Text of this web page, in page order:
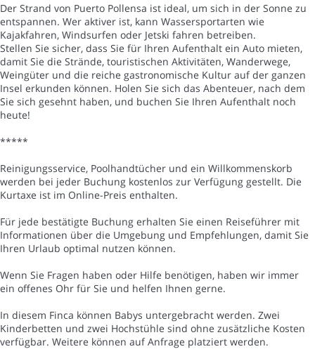
Der Strand von Puerto Pollensa ist ideal, um sich in der Sonne zu
entspannen. Wer aktiver ist, kann Wassersportarten wie
Kajakfahren, Windsurfen oder Jetski fahren betreiben.
Stellen Sie sicher, dass Sie für Ihren Aufenthalt ein Auto mieten,
damit Sie die Strände, touristischen Aktivitäten, Wanderwege,
Weingüter und die reiche gastronomische Kultur auf der ganzen
Insel erkunden können. Holen Sie sich das Abenteuer, nach dem
Sie sich gesehnt haben, und buchen Sie Ihren Aufenthalt noch
heute!
*****
Reinigungsservice, Poolhandtücher und ein Willkommenskorb
werden bei jeder Buchung kostenlos zur Verfügung gestellt. Die
Kurtaxe ist im Online-Preis enthalten.
Für jede bestätigte Buchung erhalten Sie einen Reiseführer mit
Informationen über die Umgebung und Empfehlungen, damit Sie
Ihren Urlaub optimal nutzen können.
Wenn Sie Fragen haben oder Hilfe benötigen, haben wir immer
ein offenes Ohr für Sie und helfen Ihnen gerne.
In diesem Finca können Babys untergebracht werden. Zwei
Kinderbetten und zwei Hochstühle sind ohne zusätzliche Kosten
verfügbar. Weitere können auf Anfrage platziert werden.